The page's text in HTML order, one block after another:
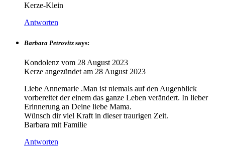
Kerze-Klein
Antworten
Barbara Petrovitz says:
Kondolenz vom 28 August 2023
Kerze angezündet am 28 August 2023
Liebe Annemarie .Man ist niemals auf den Augenblick
vorbereitet der einem das ganze Leben verändert. In lieber
Erinnerung an Deine liebe Mama.
Wünsch dir viel Kraft in dieser traurigen Zeit.
Barbara mit Familie
Antworten